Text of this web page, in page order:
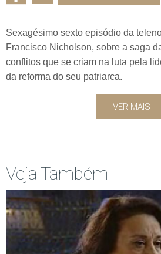
Sexagésimo sexto episódio da
Francisco Nicholson, sobre a saga
conflitos que se criam na luta pela
da reforma do seu patriarca.
VER MAIS
Veja Também